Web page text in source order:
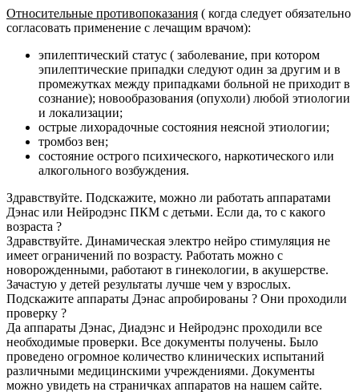
Относительные противопоказания ( когда следует обязательно
согласовать применение с лечащим врачом):
эпилептический статус ( заболевание, при котором
эпилептические припадки следуют один за другим и в
промежутках между припадками больной не приходит в
сознание); новообразования (опухоли) любой этиологии
и локализации;
острые лихорадочные состояния неясной этиологии;
тромбоз вен;
состояние острого психического, наркотического или
алкогольного возбуждения.
Здравствуйте. Подскажите, можно ли работать аппаратами
Дэнас или Нейродэнс ПКМ с детьми. Если да, то с какого
возраста ?
Здравствуйте. Динамическая электро нейро стимуляция не
имеет ограничений по возрасту. Работать можно с
новорожденными, работают в гинекологии, в акушерстве.
Зачастую у детей результаты лучше чем у взрослых.
Подскажите аппараты Дэнас апробированы ? Они проходили
проверку ?
Да аппараты Дэнас, Диадэнс и Нейродэнс проходили все
необходимые проверки. Все документы получены. Было
проведено огромное количество клинических испытаний
различными медицинскими учреждениями. Документы
можно увидеть на страничках аппаратов на нашем сайте.